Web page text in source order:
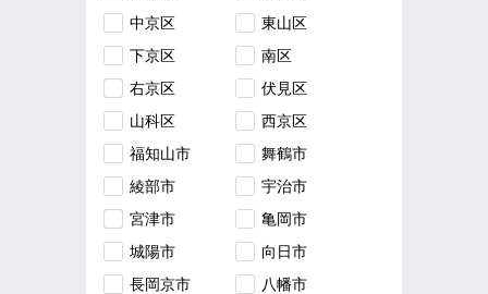
中京区
東山区
下京区
南区
右京区
伏見区
山科区
西京区
福知山市
舞鶴市
綾部市
宇治市
宮津市
亀岡市
城陽市
向日市
長岡京市
八幡市